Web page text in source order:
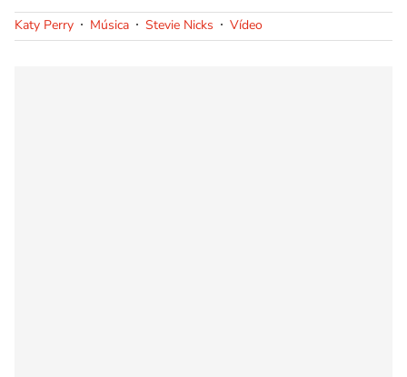
Katy Perry Música Stevie Nicks Vídeo